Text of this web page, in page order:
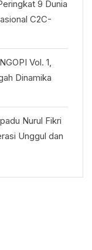
9 Dunia
C2C-
Vol. 1,
Dinamika
Nurul Fikri
Unggul dan